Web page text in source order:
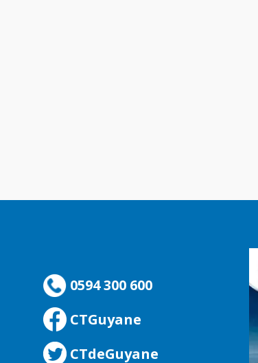
0594 300 600
CTGuyane
CTdeGuyane